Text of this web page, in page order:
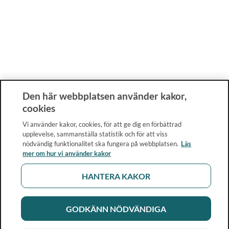
Den här webbplatsen använder kakor,
cookies
Vi använder kakor, cookies, för att ge dig en förbättrad
upplevelse, sammanställa statistik och för att viss
nödvändig funktionalitet ska fungera på webbplatsen. Läs
mer om hur vi använder kakor
HANTERA KAKOR
GODKÄNN NÖDVÄNDIGA